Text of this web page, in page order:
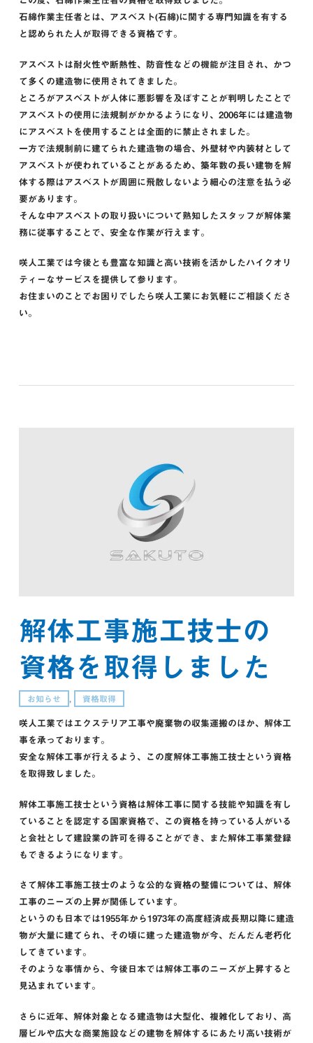
石綿作業主任者とは、アスベスト(石綿)に関する専門知識を有する
と認められた人が取得できる資格です。
アスベストは耐火性や断熱性、防音性などの機能が注目され、かつ
て多くの建造物に使用されてきました。
ところがアスベストが人体に悪影響を及ぼすことが判明したことで
アスベストの使用に法規制がかかるようになり、2006年には建造物
にアスベストを使用することは全面的に禁止されました。
一方で法規制前に建てられた建造物の場合、外壁材や内装材として
アスベストが使われていることがあるため、築年数の長い建物を解
体する際はアスベストが周囲に飛散しないよう細心の注意を払う必
要があります。
そんな中アスベストの取り扱いについて熟知したスタッフが解体業
務に従事することで、安全な作業が行えます。
咲人工業では今後とも豊富な知識と高い技術を活かしたハイクオリ
ティーなサービスを提供して参ります。
お住まいのことでお困りでしたら咲人工業にお気軽にご相談くださ
い。
解体工事施工技士の
資格を取得しました
お知らせ 資格取得
咲人工業ではエクステリア工事や廃棄物の収集運搬のほか、解体工
事を承っております。
安全な解体工事が行えるよう、この度解体工事施工技士という資格
を取得致しました。
解体工事施工技士という資格は解体工事に関する技能や知識を有し
ていることを認定する国家資格で、この資格を持っている人がいる
と会社として建設業の許可を得ることができ、また解体工事業登録
もできるようになります。
さて解体工事施工技士のような公的な資格の整備については、解体
工事のニーズの上昇が関係しています。
というのも日本では1955年から1973年の高度経済成長期以降に建造
物が大量に建てられ、その頃に建った建造物が今、だんだん老朽化
してきています。
そのような事情から、今後日本では解体工事のニーズが上昇すると
見込まれています。
さらに近年、解体対象となる建造物は大型化、複雑化しており、高
層ビルや広大な商業施設などの建物を解体するにあたり高い技術が